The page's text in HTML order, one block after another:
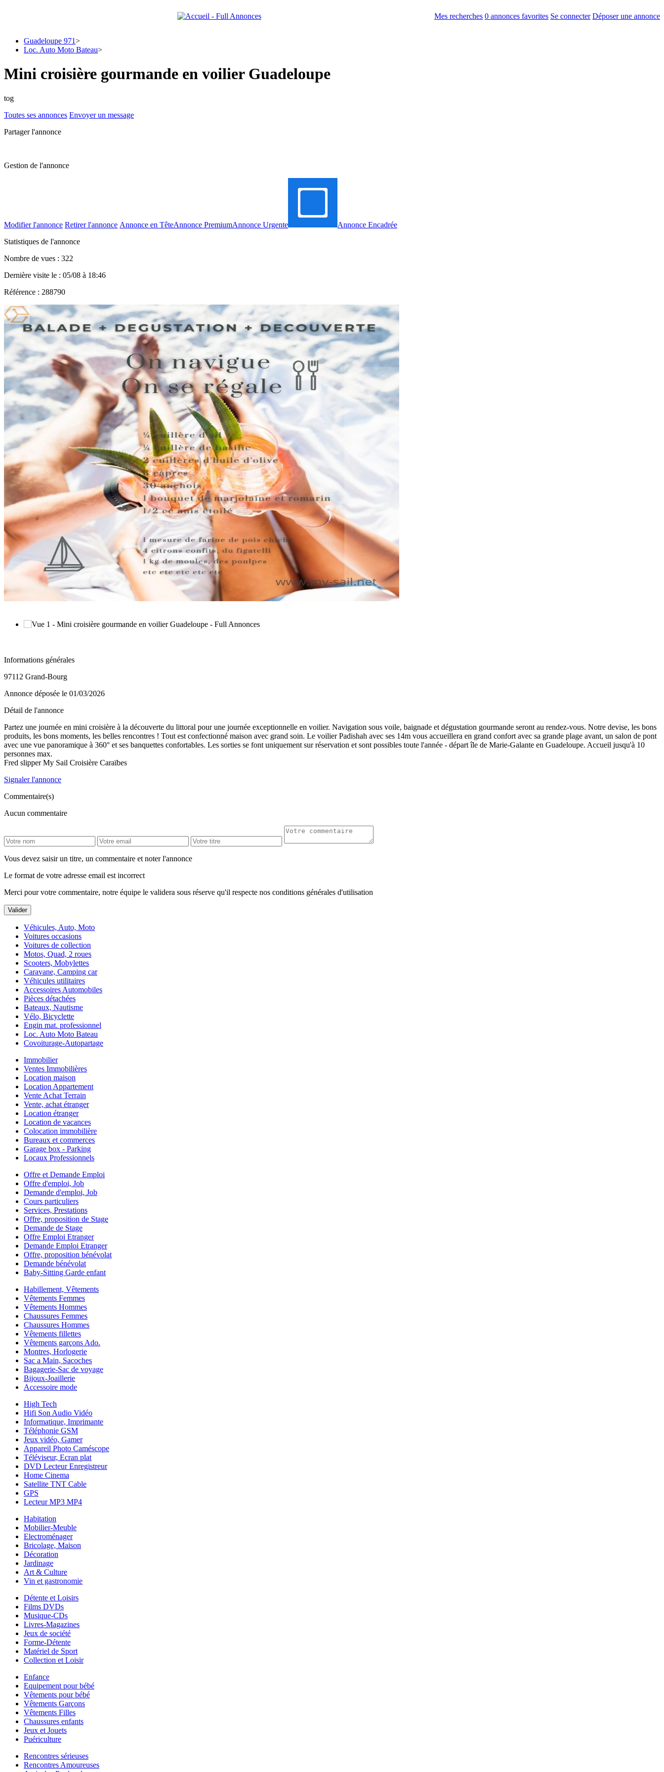
Mes recherches 0 annonces favorites Se connecter Déposer une annonce
Guadeloupe 971>
Loc. Auto Moto Bateau>
Mini croisière gourmande en voilier Guadeloupe
tog
Toutes ses annonces Envoyer un message
Partager l'annonce
Gestion de l'annonce
Modifier l'annonce Retirer l'annonce Annonce en TêteAnnonce PremiumAnnonce Urgente
Annonce Encadrée
Statistiques de l'annonce
Nombre de vues : 322
Dernière visite le : 05/08 à 18:46
Référence : 288790
Informations générales
97112 Grand-Bourg
Annonce déposée le 01/03/2026
Détail de l'annonce
Partez une journée en mini croisière à la découverte du littoral pour une journée exceptionnelle en voilier. Navigation sous voile, baignade et dégustation gourmande seront au rendez-vous. Notre devise, les bons
produits, les bons moments, les belles rencontres ! Tout est confectionné maison avec grand soin. Le voilier Padishah avec ses 14m vous accueillera en grand confort avec sa grande plage avant, un salon de pont
avec une vue panoramique à 360° et ses banquettes confortables. Les sorties se font uniquement sur réservation et sont possibles toute l'année - départ île de Marie-Galante en Guadeloupe. Accueil jusqu'à 10
personnes max.
Fred slipper My Sail Croisière Caraïbes
Signaler l'annonce
Commentaire(s)
Aucun commentaire
Vous devez saisir un titre, un commentaire et noter l'annonce
Le format de votre adresse email est incorrect
Merci pour votre commentaire, notre équipe le validera sous réserve qu'il respecte nos conditions générales d'utilisation
Véhicules, Auto, Moto
Voitures occasions
Voitures de collection
Motos, Quad, 2 roues
Scooters, Mobylettes
Caravane, Camping car
Véhicules utilitaires
Accessoires Automobiles
Pièces détachées
Bateaux, Nautisme
Vélo, Bicyclette
Engin mat. professionnel
Loc. Auto Moto Bateau
Covoiturage-Autopartage
Immobilier
Ventes Immobilières
Location maison
Location Appartement
Vente Achat Terrain
Vente, achat étranger
Location étranger
Location de vacances
Colocation immobilière
Bureaux et commerces
Garage box - Parking
Locaux Professionnels
Offre et Demande Emploi
Offre d'emploi, Job
Demande d'emploi, Job
Cours particuliers
Services, Prestations
Offre, proposition de Stage
Demande de Stage
Offre Emploi Etranger
Demande Emploi Etranger
Offre, proposition bénévolat
Demande bénévolat
Baby-Sitting Garde enfant
Habillement, Vêtements
Vêtements Femmes
Vêtements Hommes
Chaussures Femmes
Chaussures Hommes
Vêtements fillettes
Vêtements garçons Ado.
Montres, Horlogerie
Sac a Main, Sacoches
Bagagerie-Sac de voyage
Bijoux-Joaillerie
Accessoire mode
High Tech
Hifi Son Audio Vidéo
Informatique, Imprimante
Téléphonie GSM
Jeux vidéo, Gamer
Appareil Photo Caméscope
Téléviseur, Ecran plat
DVD Lecteur Enregistreur
Home Cinema
Satellite TNT Cable
GPS
Lecteur MP3 MP4
Habitation
Mobilier-Meuble
Electroménager
Bricolage, Maison
Décoration
Jardinage
Art & Culture
Vin et gastronomie
Détente et Loisirs
Films DVDs
Musique-CDs
Livres-Magazines
Jeux de société
Forme-Détente
Matériel de Sport
Collection et Loisir
Enfance
Equipement pour bébé
Vêtements pour bébé
Vêtements Garçons
Vêtements Filles
Chaussures enfants
Jeux et Jouets
Puériculture
Rencontres sérieuses
Rencontres Amoureuses